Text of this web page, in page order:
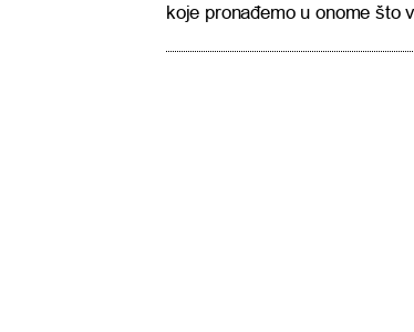
koje pronađemo u onome što